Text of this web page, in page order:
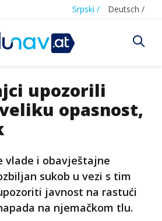
Srpski / Deutsch /
upozorili
opasnost,
vlade i obavještajne
sukob u vezi s tim
javnost na rastući
na njemačkom tlu.